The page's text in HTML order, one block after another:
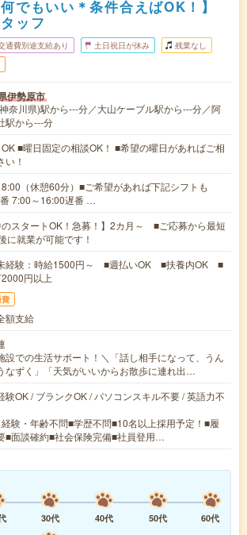
でもいい＊条件合えばOK！】
ッフ
通費別途支給あり 土日祝日が休み 残業なし
伊勢原市
奈川県)駅から---分／大山ケーブル駅から---分／阿
駅から---分
■曜日固定の相談OK！ ■希望の曜日があればご相
い！
（休憩60分）■ご希望があれば下記シフトも
7:00～16:00遅番 …
のスタートOK！急募！】2カ月～ ■ご応募から最短
に就業が可能です！
経験：時給1500円～ ■週払いOK ■扶養内OK ■
円以上
額支給
設での生活サポート！＼「話し相手になって、うん
なずく」「天気がいいからお散歩に連れ出…
験OK / ブランクOK / パソコンスキル不要 / 英語力不
験・年齢不問■学歴不問■10名以上採用予定！■履
■面談確約■社会保険完備■社員登用…
30代 40代 50代
60代